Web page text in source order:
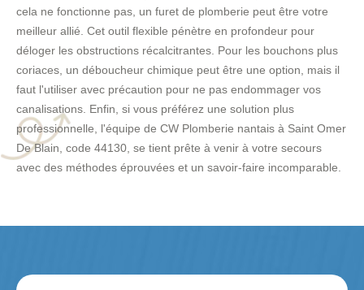
cela ne fonctionne pas, un furet de plomberie peut être votre
meilleur allié. Cet outil flexible pénètre en profondeur pour
déloger les obstructions récalcitrantes. Pour les bouchons plus
coriaces, un déboucheur chimique peut être une option, mais il
faut l'utiliser avec précaution pour ne pas endommager vos
canalisations. Enfin, si vous préférez une solution plus
professionnelle, l'équipe de CW Plomberie nantais à Saint Omer
De Blain, code 44130, se tient prête à venir à votre secours
avec des méthodes éprouvées et un savoir-faire incomparable.